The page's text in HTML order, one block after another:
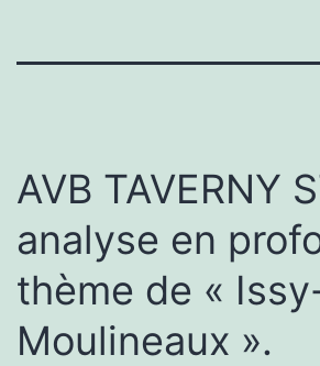
AVB TAVERNY
analyse en
thème de «
Moulineaux ».